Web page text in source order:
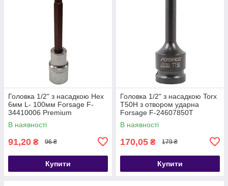
Головка 1/2" з насадкою Hex
6мм L- 100мм Forsage F-
34410006 Premium
В наявності
91,20 ₴ 96 ₴
Купити
Головка 1/2" з насадкою Torx
T50H з отвором ударна
Forsage F-24607850T
В наявності
170,05 ₴ 179 ₴
Купити